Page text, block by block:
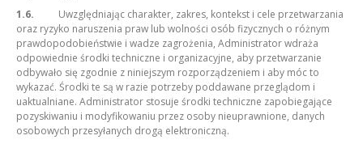
1.6. Uwzględniając charakter, zakres, kontekst i cele przetwarzania
oraz ryzyko naruszenia praw lub wolności osób fizycznych o różnym
prawdopodobieństwie i wadze zagrożenia, Administrator wdraża
odpowiednie środki techniczne i organizacyjne, aby przetwarzanie
odbywało się zgodnie z niniejszym rozporządzeniem i aby móc to
wykazać. Środki te są w razie potrzeby poddawane przeglądom i
uaktualniane. Administrator stosuje środki techniczne zapobiegające
pozyskiwaniu i modyfikowaniu przez osoby nieuprawnione, danych
osobowych przesyłanych drogą elektroniczną.